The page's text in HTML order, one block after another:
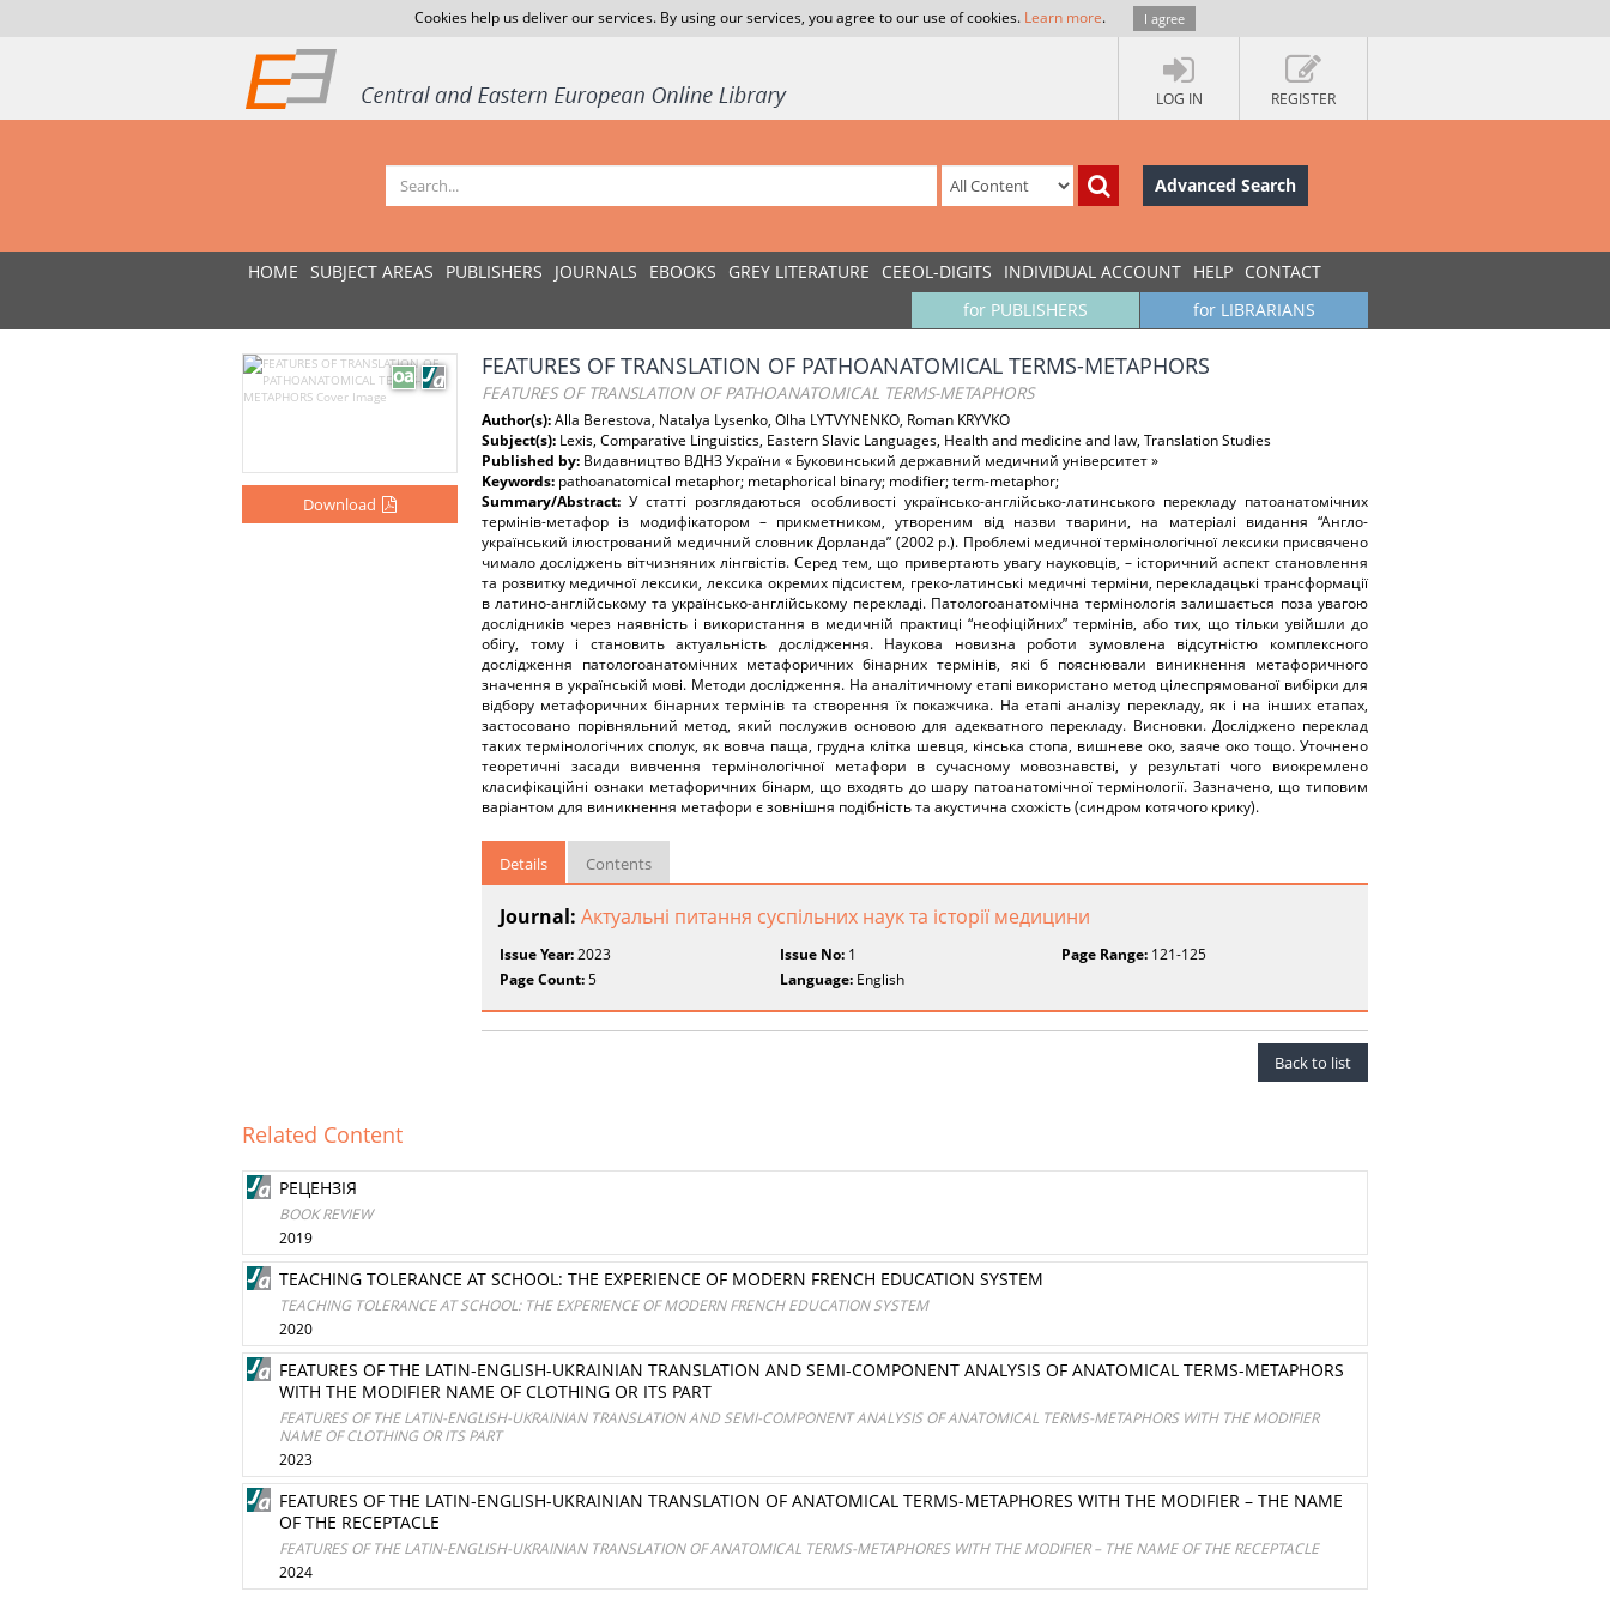
Cookies help us deliver our services. By using our services, you agree to our use of cookies. Learn more. I agree
LOG IN REGISTER
Advanced Search
HOME SUBJECT AREAS PUBLISHERS JOURNALS EBOOKS GREY LITERATURE CEEOL-DIGITS INDIVIDUAL ACCOUNT HELP CONTACT
for LIBRARIANS
for PUBLISHERS
Download
FEATURES OF TRANSLATION OF PATHOANATOMICAL TERMS-METAPHORS
FEATURES OF TRANSLATION OF PATHOANATOMICAL TERMS-METAPHORS
Author(s):Alla Berestova, Natalya Lysenko, Olha LYTVYNENKO, Roman KRYVKO
Subject(s): Lexis, Comparative Linguistics, Eastern Slavic Languages, Health and medicine and law, Translation Studies
Published by: Видавництво ВДНЗ України « Буковинський державний медичний університет »
Keywords: pathoanatomical metaphor; metaphorical binary; modifier; term-metaphor;
Summary/Abstract:У статті розглядаються особливості українсько-англійсько-латинського перекладу патоанатомічних
термінів-метафор із модифікатором – прикметником, утвореним від назви тварини, на матеріалі видання “Англо-
український ілюстрований медичний словник Дорланда” (2002 р.). Проблемі медичної термінологічної лексики присвячено
чимало досліджень вітчизняних лінгвістів. Серед тем, що привертають увагу науковців, – історичний аспект становлення
та розвитку медичної лексики, лексика окремих підсистем, греко-латинські медичні терміни, перекладацькі трансформації
в латино-англійському та українсько-англійському перекладі. Патологоанатомічна термінологія залишається поза увагою
дослідників через наявність і використання в медичній практиці “неофіційних” термінів, або тих, що тільки увійшли до
обігу, тому і становить актуальність дослідження. Наукова новизна роботи зумовлена відсутністю комплексного
дослідження патологоанатомічних метафоричних бінарних термінів, які б пояснювали виникнення метафоричного
значення в українській мові. Методи дослідження. На аналітичному етапі використано метод цілеспрямованої вибірки для
відбору метафоричних бінарних термінів та створення їх покажчика. На етапі аналізу перекладу, як і на інших етапах,
застосовано порівняльний метод, який послужив основою для адекватного перекладу. Висновки. Досліджено переклад
таких термінологічних сполук, як вовча паща, грудна клітка шевця, кінська стопа, вишневе око, заяче око тощо. Уточнено
теоретичні засади вивчення термінологічної метафори в сучасному мовознавстві, у результаті чого виокремлено
класифікаційні ознаки метафоричних бінарм, що входять до шару патоанатомічної термінології. Зазначено, що типовим
варіантом для виникнення метафори є зовнішня подібність та акустична схожість (синдром котячого крику).
Details Contents
Journal: Актуальні питання суспільних наук та історії медицини
Issue Year:2023 Issue No: 1 Page Range:121-125
Page Count:5 Language: English
Back to list
Related Content
РЕЦЕНЗІЯ
BOOK REVIEW
2019
TEACHING TOLERANCE AT SCHOOL: THE EXPERIENCE OF MODERN FRENCH EDUCATION SYSTEM
TEACHING TOLERANCE AT SCHOOL: THE EXPERIENCE OF MODERN FRENCH EDUCATION SYSTEM
2020
FEATURES OF THE LATIN-ENGLISH-UKRAINIAN TRANSLATION AND SEMI-COMPONENT ANALYSIS OF ANATOMICAL TERMS-METAPHORS
WITH THE MODIFIER NAME OF CLOTHING OR ITS PART
FEATURES OF THE LATIN-ENGLISH-UKRAINIAN TRANSLATION AND SEMI-COMPONENT ANALYSIS OF ANATOMICAL TERMS-METAPHORS WITH THE MODIFIER
NAME OF CLOTHING OR ITS PART
2023
FEATURES OF THE LATIN-ENGLISH-UKRAINIAN TRANSLATION OF ANATOMICAL TERMS-METAPHORES WITH THE MODIFIER – THE NAME
OF THE RECEPTACLE
FEATURES OF THE LATIN-ENGLISH-UKRAINIAN TRANSLATION OF ANATOMICAL TERMS-METAPHORES WITH THE MODIFIER – THE NAME OF THE RECEPTACLE
2024